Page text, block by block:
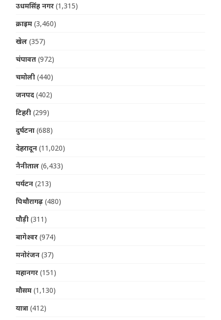
उधमसिंह नगर (1,315)
क्राइम (3,460)
खेल (357)
चंपावत (972)
चमोली (440)
जनपद (402)
टिहरी (299)
दुर्घटना (688)
देहरादून (11,020)
नैनीताल (6,433)
पर्यटन (213)
पिथौरागढ़ (480)
पौड़ी (311)
बागेश्वर (974)
मनोरंजन (37)
महानगर (151)
मौसम (1,130)
यात्रा (412)